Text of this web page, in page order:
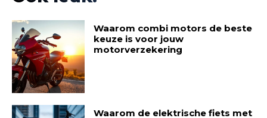
Waarom combi motors de beste
keuze is voor jouw
motorverzekering
Waarom de elektrische fiets met